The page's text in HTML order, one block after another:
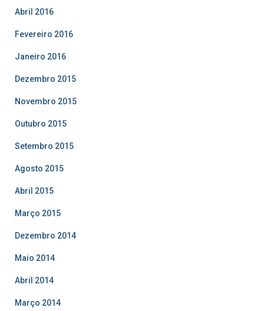
Abril 2016
Fevereiro 2016
Janeiro 2016
Dezembro 2015
Novembro 2015
Outubro 2015
Setembro 2015
Agosto 2015
Abril 2015
Março 2015
Dezembro 2014
Maio 2014
Abril 2014
Março 2014